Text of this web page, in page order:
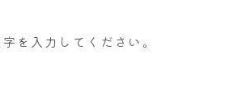
を入力してください。